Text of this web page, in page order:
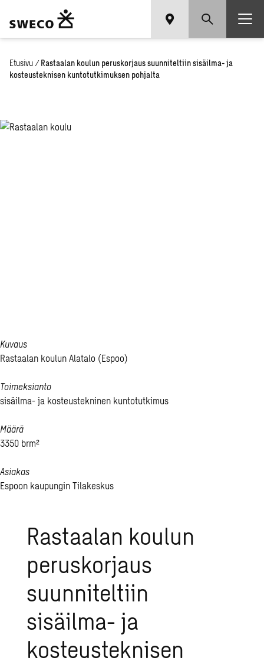
Etusivu / Rastaalan koulun peruskorjaus suunniteltiin sisäilma- ja
kosteusteknisen kuntotutkimuksen pohjalta
Kuvaus
Rastaalan koulun Alatalo (Espoo)
Toimeksianto
sisäilma- ja kosteustekninen kuntotutkimus
Määrä
3350 brm²
Asiakas
Espoon kaupungin Tilakeskus
Rastaalan koulun
peruskorjaus
suunniteltiin
sisäilma- ja
kosteusteknisen